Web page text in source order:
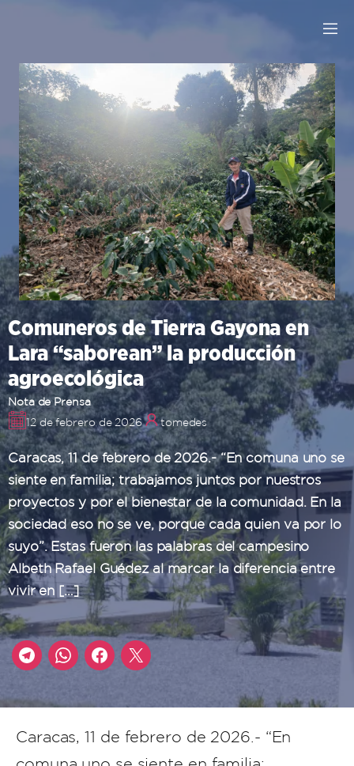
Comuneros de Tierra Gayona en
Lara “saborean” la producción
agroecológica
Nota de Prensa
12 de febrero de 2026
tomedes
Caracas, 11 de febrero de 2026.- “En comuna uno se
siente en familia; trabajamos juntos por nuestros
proyectos y por el bienestar de la comunidad. En la
sociedad eso no se ve, porque cada quien va por lo
suyo”. Estas fueron las palabras del campesino
Albeth Rafael Guédez al marcar la diferencia entre
vivir en […]
Caracas, 11 de febrero de 2026.- “En